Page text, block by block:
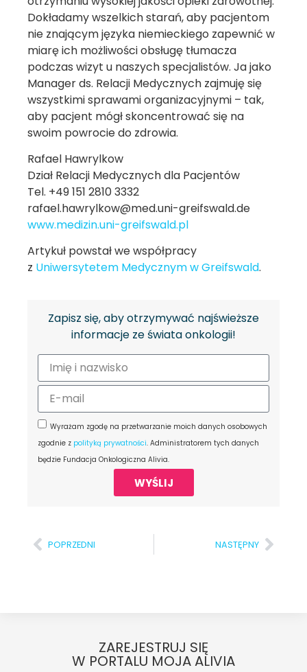
Dokładamy wszelkich starań, aby pacjentom
nie znającym języka niemieckiego zapewnić w
miarę ich możliwości obsługę tłumacza
podczas wizyt u naszych specjalistów. Ja jako
Manager ds. Relacji Medycznych zajmuję się
wszystkimi sprawami organizacyjnymi – tak,
aby pacjent mógł skoncentrować się na
swoim powrocie do zdrowia.
Rafael Hawrylkow
Dział Relacji Medycznych dla Pacjentów
Tel. +49 151 2810 3332
rafael.hawrylkow@med.uni-greifswald.de
www.medizin.uni-greifswald.pl
Artykuł powstał we współpracy
z Uniwersytetem Medycznym w Greifswald.
Zapisz się, aby otrzymywać najświeższe
informacje ze świata onkologii!
Wyrażam zgodę na przetwarzanie moich danych osobowych
zgodnie z polityką prywatności. Administratorem tych danych
będzie Fundacja Onkologiczna Alivia.
WYŚLIJ
POPRZEDNI NASTĘPNY
ZAREJESTRUJ SIĘ
W PORTALU MOJA ALIVIA